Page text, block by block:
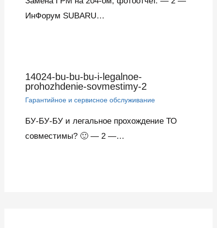
ИнФорум SUBARU…
14024-bu-bu-bu-i-legalnoe-
prohozhdenie-sovmestimy-2
Гарантийное и сервисное обслуживание
БУ-БУ-БУ и легальное прохождение ТО
совместимы? 🙂 — 2 —…